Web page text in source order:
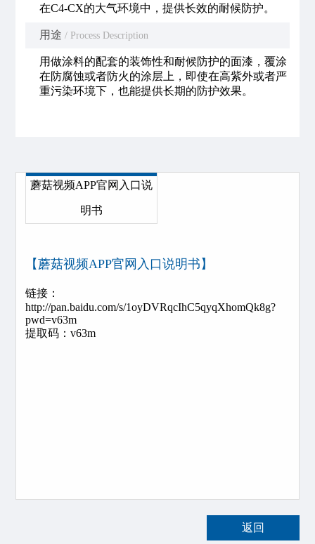
在C4-CX的大气环境中，提供长效的耐候防护。
用途 / Process Description
用做涂料的配套的装饰性和耐候防护的面漆，覆涂
在防腐蚀或者防火的涂层上，即使在高紫外或者严
重污染环境下，也能提供长期的防护效果。
蘑菇视频APP官网入口说
明书
【蘑菇视频APP官网入口说明书】
链接：
http://pan.baidu.com/s/1oyDVRqcIhC5qyqXhomQk8g?
pwd=v63m
提取码：v63m
返回